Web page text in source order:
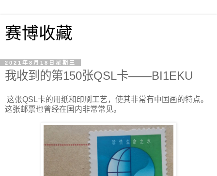
赛博收藏
2021年8月18日星期三
我收到的第150张QSL卡——BI1EKU
这张QSL卡的用纸和印刷工艺，使其非常有中国画的特点。
这张邮票也曾经在国内非常常见。